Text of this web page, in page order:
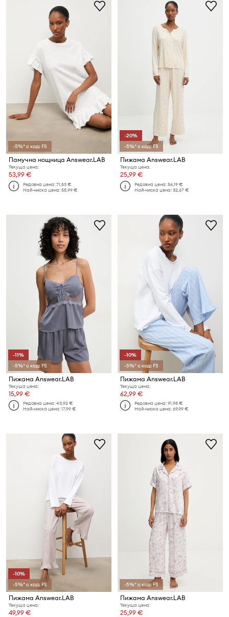
-5%* с код: FS
Памучна нощница Answear.LAB
Текуща цена:
53,99 €
Редовна цена:71,53 €
Най-ниска цена:55,99 €
-20%
-5%* с код: FS
Пижама Answear.LAB
Текуща цена:
25,99 €
Редовна цена:56,19 €
Най-ниска цена:32,67 €
-11%
-5%* с код: FS
Пижама Answear.LAB
Текуща цена:
15,99 €
Редовна цена:43,92 €
Най-ниска цена:17,99 €
-10%
-5%* с код: FS
Пижама Answear.LAB
Текуща цена:
62,99 €
Редовна цена:91,98 €
Най-ниска цена:69,99 €
-10%
-5%* с код: FS
Пижама Answear.LAB
Текуща цена:
49,99 €
-5%* с код: FS
Пижама Answear.LAB
Текуща цена:
25,99 €